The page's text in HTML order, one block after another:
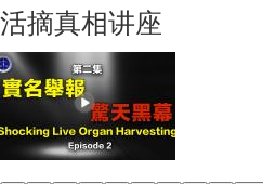
活摘真相讲座